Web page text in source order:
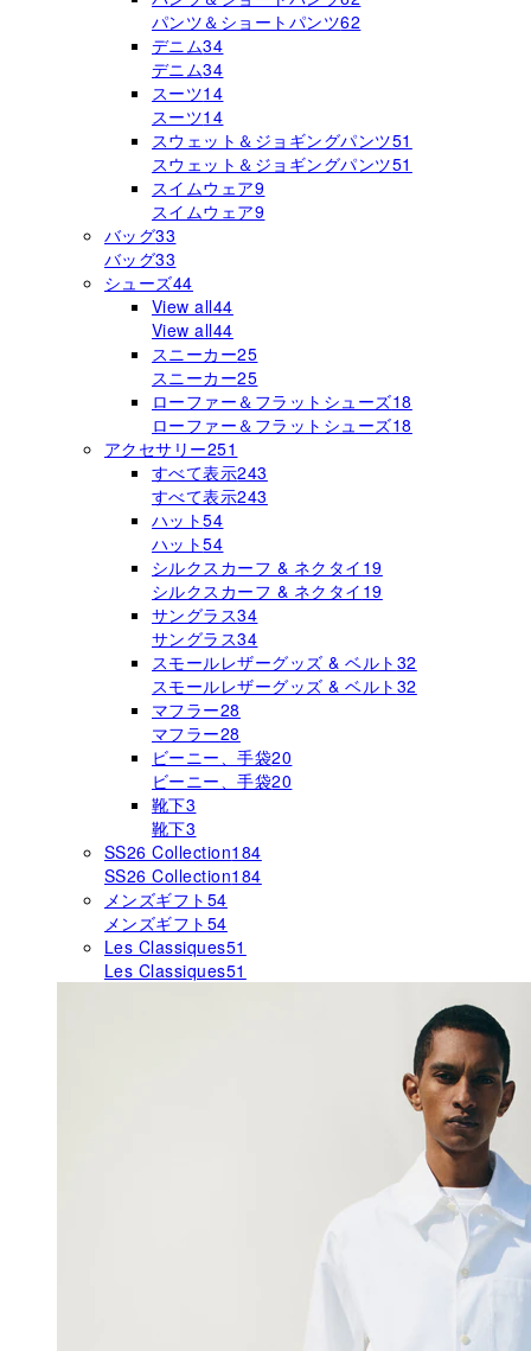
パンツ＆ショートパンツ62
デニム34
デニム34
スーツ14
スーツ14
スウェット＆ジョギングパンツ51
スウェット＆ジョギングパンツ51
スイムウェア9
スイムウェア9
バッグ33
バッグ33
シューズ44
View all44
View all44
スニーカー25
スニーカー25
ローファー＆フラットシューズ18
ローファー＆フラットシューズ18
アクセサリー251
すべて表示243
すべて表示243
ハット54
ハット54
シルクスカーフ & ネクタイ 19
シルクスカーフ & ネクタイ 19
サングラス34
サングラス34
スモールレザーグッズ & ベルト 32
スモールレザーグッズ & ベルト 32
マフラー28
マフラー28
ビーニー、手袋20
ビーニー、手袋20
靴下3
靴下3
SS26 Collection184
SS26 Collection184
メンズギフト 54
メンズギフト 54
Les Classiques51
Les Classiques51